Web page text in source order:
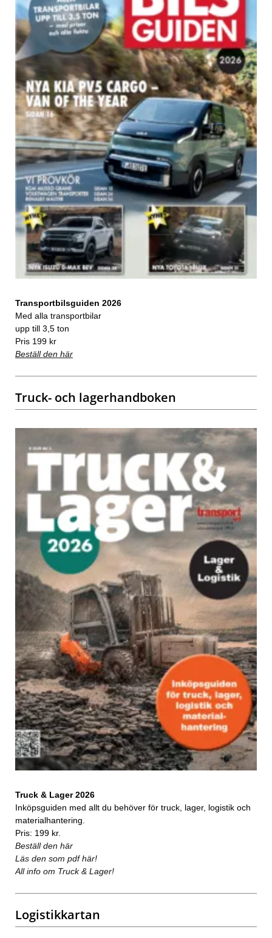
Transportbilsguiden 2026
Med alla transportbilar
upp till 3,5 ton
Pris 199 kr
Beställ den här
Truck- och lagerhandboken
Truck & Lager 2026
Inköpsguiden med allt du behöver för truck, lager, logistik och
materialhantering.
Pris: 199 kr.
Beställ den här
Läs den som pdf här!
All info om Truck & Lager!
Logistikkartan